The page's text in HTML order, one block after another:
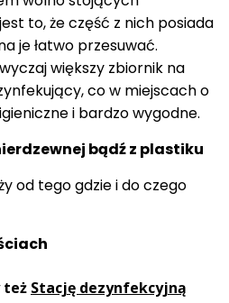
to, że część z nich posiada
je łatwo przesuwać.
większy zbiornik na
co w miejscach o
i bardzo wygodne.
bądź z plastiku
od tego gdzie i do czego
też Stację dezynfekcyjną